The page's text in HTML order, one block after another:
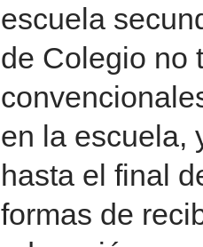
escuela
de Colegio no
en la escuela,
hasta el final
formas de